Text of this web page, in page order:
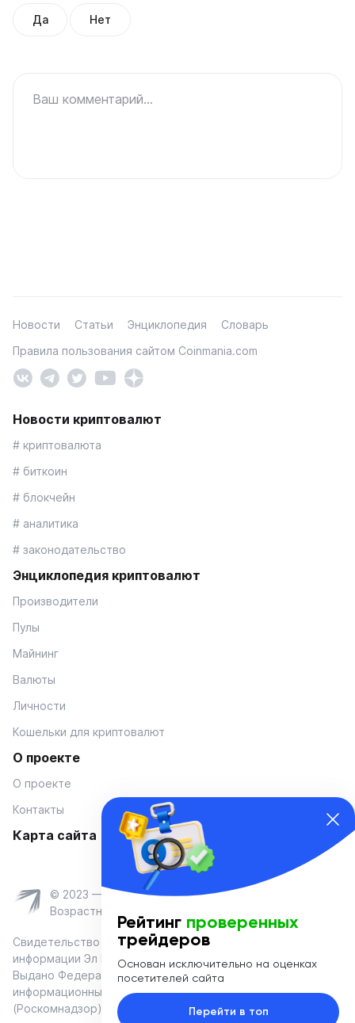
Да Нет
Ваш комментарий...
Новости Статьи Энциклопедия
Словарь
Правила пользования сайтом Coinmania.com
Новости криптовалют
# криптовалюта
# биткоин
# блокчейн
# аналитика
# законодательство
Энциклопедия криптовалют
Производители
Пулы
Майнинг
Валюты
Личности
Кошельки для криптовалют
О проекте
О проекте
Контакты
Карта сайта
© 2023 — Coinmania
Возрастное ограничение 16+
Свидетельство о регистрации средства массовой
информации Эл № ФС 77-74908 от «25» января 2019 г.
Выдано Федеральной службой по надзору в сфере связи,
информационных технологий и массовых коммуникаций
(Роскомнадзор)
Рейтинг проверенных
трейдеров
Основан исключительно на оценках
посетителей сайта
Перейти в топ